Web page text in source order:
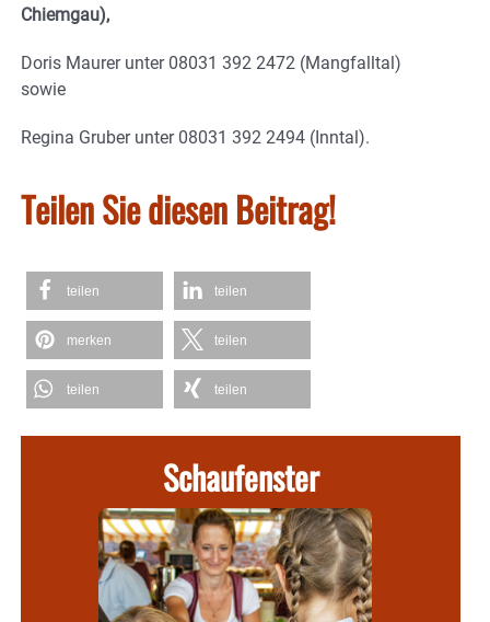
Chiemgau),
Doris Maurer unter 08031 392 2472 (Mangfalltal)
sowie
Regina Gruber unter 08031 392 2494 (Inntal).
Teilen Sie diesen Beitrag!
teilen teilen
merken teilen
teilen teilen
Schaufenster